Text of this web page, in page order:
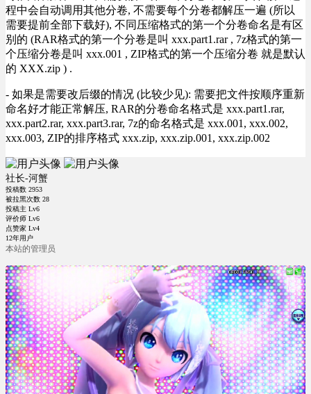
程中会自动调用其他分卷, 不需要每个分卷都解压一遍 (所以
需要提前全部下载好), 不同压缩格式的第一个分卷命名是有区
别的 (RAR格式的第一个分卷是叫 xxx.part1.rar , 7z格式的第一
个压缩分卷是叫 xxx.001 , ZIP格式的第一个压缩分卷 就是默认
的 XXX.zip ) .
- 如果是需要改后缀的情况 (比较少见): 需要把文件按顺序重新
命名好才能正常解压, RAR的分卷命名格式是 xxx.part1.rar,
xxx.part2.rar, xxx.part3.rar, 7z的命名格式是 xxx.001, xxx.002,
xxx.003, ZIP的排序格式 xxx.zip, xxx.zip.001, xxx.zip.002
社长-河蟹
投稿数 2953
被拉黑次数 28
投稿主 Lv6
评价师 Lv6
点赞家 Lv4
12年用户
本站的管理员